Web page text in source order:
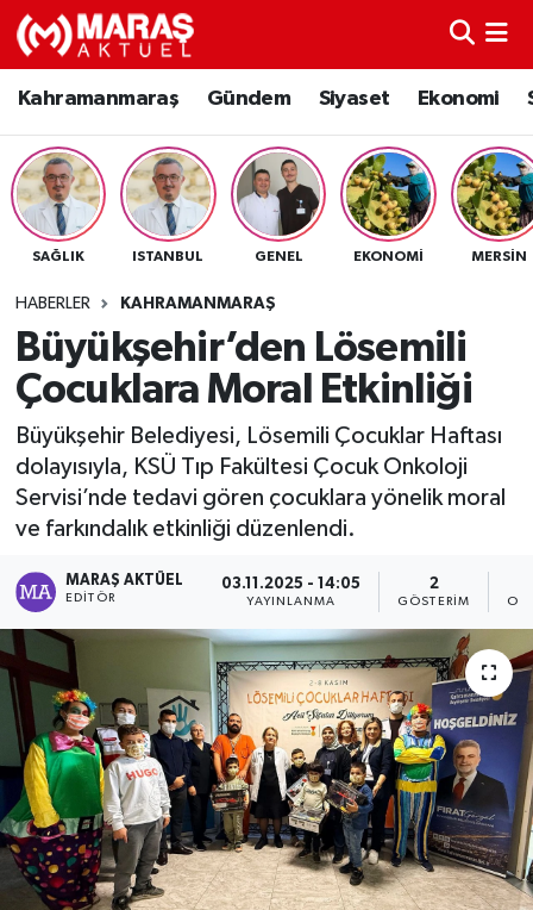
Kahramanmaraş Gündem Siyaset Ekonomi
SAĞLIK ISTANBUL GENEL EKONOMI MERSIN
HABERLER KAHRAMANMARAŞ
Büyükşehir’den Lösemili
Çocuklara Moral Etkinliği
Büyükşehir Belediyesi, Lösemili Çocuklar Haftası
dolayısıyla, KSÜ Tıp Fakültesi Çocuk Onkoloji
Servisi’nde tedavi gören çocuklara yönelik moral
ve farkındalık etkinliği düzenlendi.
MARAŞ AKTÜEL
EDITÖR
03.11.2025 - 14:05
YAYINLANMA
2
GÖSTERIM
Kahramanmaraş
Gündem
Siyaset
Spor
Sağlık
Teknoloji
Eğitim
Dünya
Kültür Sanat
Nöbetçi Eczaneler
Hava Durumu
Namaz Vakitleri
TFF 3.Lig 4.Grup Puan Durumu ve Fikstür
Tüm Manşetler
Son Dakika Haberleri
Haber Arşivi